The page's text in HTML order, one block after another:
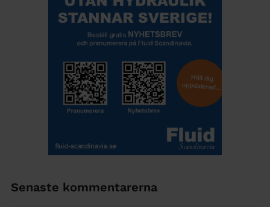
Senaste kommentarerna